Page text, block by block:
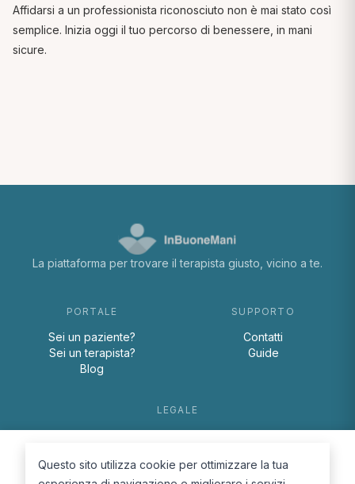
Affidarsi a un professionista riconosciuto non è mai stato così
semplice. Inizia oggi il tuo percorso di benessere, in mani
sicure.
La piattaforma per trovare il terapista giusto, vicino a te.
PORTALE
Sei un paziente?
Sei un terapista?
Blog
SUPPORTO
Contatti
Guide
LEGALE
Cookie Policy
Questo sito utilizza cookie per ottimizzare la tua